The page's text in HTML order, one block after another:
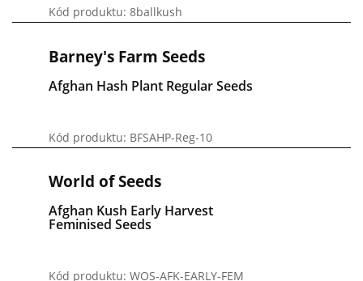
Kód produktu: 8ballkush
Barney's Farm Seeds
Afghan Hash Plant Regular Seeds
Kód produktu: BFSAHP-Reg-10
World of Seeds
Afghan Kush Early Harvest
Feminised Seeds
Kód produktu: WOS-AFK-EARLY-FEM